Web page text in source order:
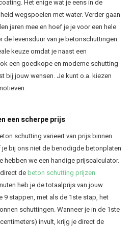
Het enige wat je eens in de
wegspoelen met water. Verder gaan
jaren mee en hoef je je voor een hele
de levensduur van je betonschuttingen.
keuze omdat je naast een
een goedkope en moderne schutting
bij jouw wensen. Je kunt o.a. kiezen
een scherpe prijs
schutting varieert van prijs binnen
bij ons niet de benodigde betonplaten
hebben we een handige prijscalculator.
debeton schutting prijzen
heb je de totaalprijs van jouw
stappen, met als de 1ste stap, het
schuttingen. Wanneer je in de 1ste
invult, krijg je direct de